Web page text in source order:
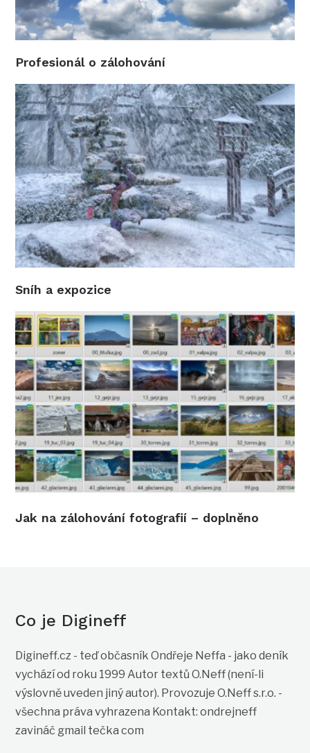
Profesionál o zálohování
Sníh a expozice
Jak na zálohování fotografií – doplněno
Co je Digineff
Digineff.cz - teď občasník Ondřeje Neffa - jako deník
vychází od roku 1999 Autor textů O.Neff (není-li
výslovně uveden jiný autor). Provozuje O.Neff s.r.o. -
všechna práva vyhrazena Kontakt: ondrejneff
zavináč gmail tečka com